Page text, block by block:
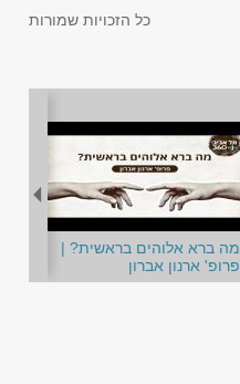
כל הזכויות שמורות
מה ברא אלוהים בראשית? |
פרופ' ארנון אברון